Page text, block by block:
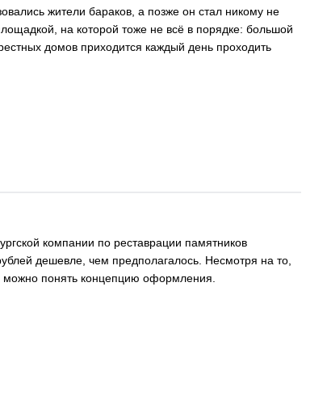
жители бараков, а позже он стал никому не
на которой тоже не всё в порядке: большой
домов приходится каждый день проходить
компании по реставрации памятников
дешевле, чем предполагалось. Несмотря на то,
можно понять концепцию оформления.